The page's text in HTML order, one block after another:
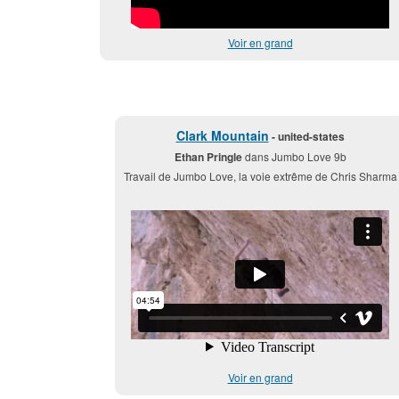
Voir en grand
Clark Mountain - united-states
Ethan Pringledans Jumbo Love 9b
Travail de Jumbo Love, la voie extrême de Chris Sharma
Voir en grand